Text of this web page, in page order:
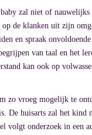
zal niet of
op de klanken uit zijn
en spraak
van taal en het
kan ook op
zo vroeg mogelijk te
De huisarts zal het kind
volgt onderzoek in een